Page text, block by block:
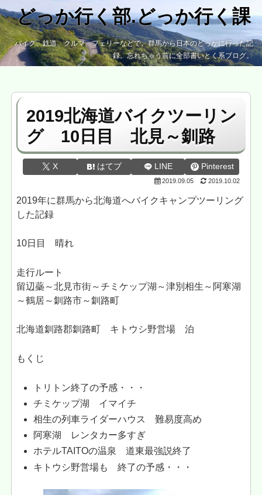
どっか行く部.どっか行く課
バイク、鉄道、クルマ、フェリーなどで、群馬から日本のどっかに行った記
録。忘れちゃう前に全部書いとく系ブログ。
2019北海道バイクツーリン
グ 10日目 北見～釧路
X はてブ LINE Pinterest
2019.09.05 2019.10.02
2019年に群馬から北海道へバイクキャンプツーリング
した記録
10日目 晴れ
走行ルート
留辺蘂～北見市街～チミケップ湖～津別相生～阿寒湖
～鶴居～釧路市～釧路町
北海道釧路郡釧路町 キトウシ野営場 泊
もくじ
トリトン終了の予感・・・
チミケップ湖 イマイチ
相生の列車ライダーハウス 難易度高め
阿寒湖 レンタカー多すぎ
ホテルTAITOの温泉 道東最強説終了
キトウシ野営場も 終了の予感・・・